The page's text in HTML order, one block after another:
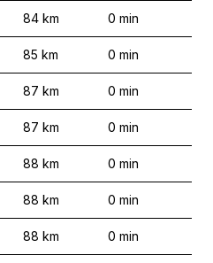
84 km 0 min
85 km 0 min
87 km 0 min
87 km 0 min
88 km 0 min
88 km 0 min
88 km 0 min